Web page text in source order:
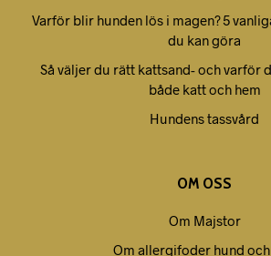
Varför blir hunden lös i magen? 5
du kan göra
Så väljer du rätt kattsand- och varför
både katt och hem
Hundens tassvård
OM OSS
Om Majstor
Om allergifoder hund